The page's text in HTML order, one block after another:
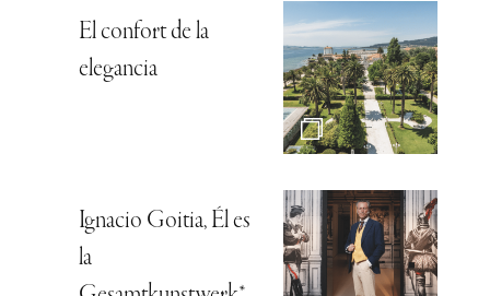
El confort de la
elegancia
Ignacio Goitia, Él es
la